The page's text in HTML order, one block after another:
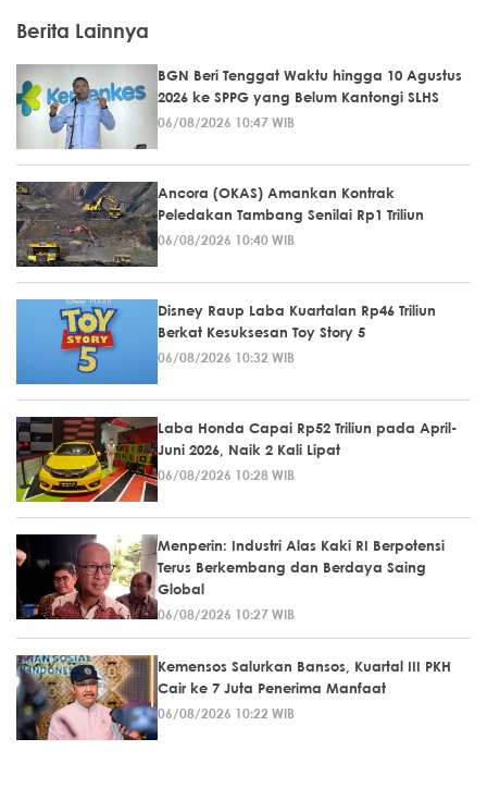
Berita Lainnya
BGN Beri Tenggat Waktu hingga 10 Agustus
2026 ke SPPG yang Belum Kantongi SLHS
06/08/2026 10:47 WIB
Ancora (OKAS) Amankan Kontrak
Peledakan Tambang Senilai Rp1 Triliun
06/08/2026 10:40 WIB
Disney Raup Laba Kuartalan Rp46 Triliun
Berkat Kesuksesan Toy Story 5
06/08/2026 10:32 WIB
Laba Honda Capai Rp52 Triliun pada April-
Juni 2026, Naik 2 Kali Lipat
06/08/2026 10:28 WIB
Menperin: Industri Alas Kaki RI Berpotensi
Terus Berkembang dan Berdaya Saing
Global
06/08/2026 10:27 WIB
Kemensos Salurkan Bansos, Kuartal III PKH
Cair ke 7 Juta Penerima Manfaat
06/08/2026 10:22 WIB